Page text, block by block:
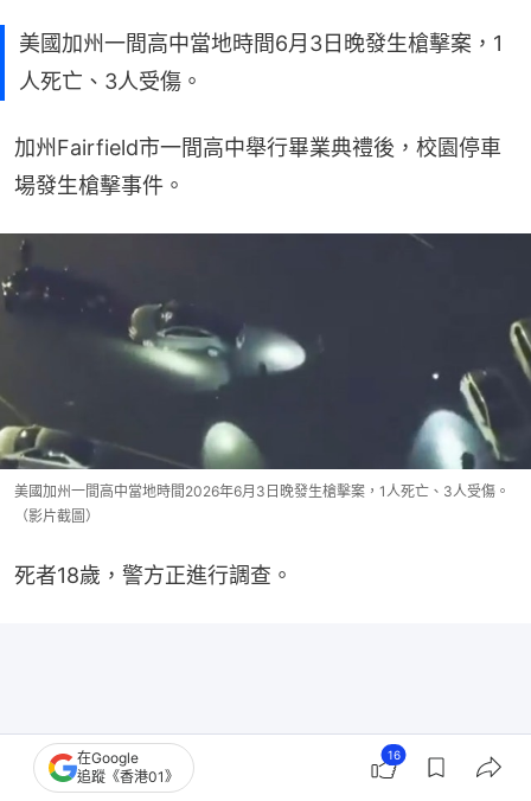
美國加州一間高中當地時間6月3日晚發生槍擊案，1
人死亡、3人受傷。
加州Fairfield市一間高中舉行畢業典禮後，校園停車
場發生槍擊事件。
美國加州一間高中當地時間2026年6月3日晚發生槍擊案，1人死亡、3人受傷。
（影片截圖）
死者18歲，警方正進行調查。
在Google
追蹤《香港01》
16